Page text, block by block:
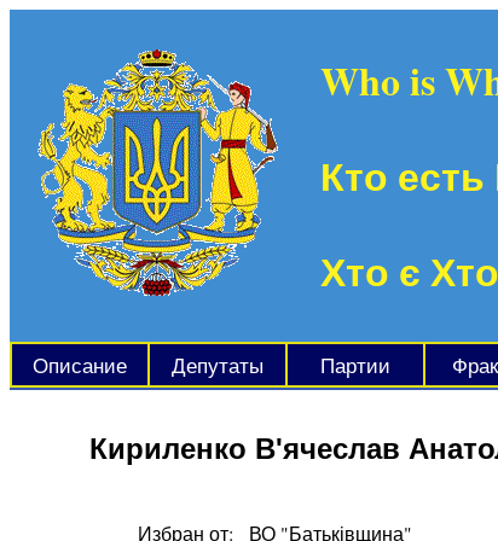
Who is
Кто
Хто є
Описание Депутаты Партии
Кириленко В'ячеслав
Избран от:
ВО "Батьківщина"